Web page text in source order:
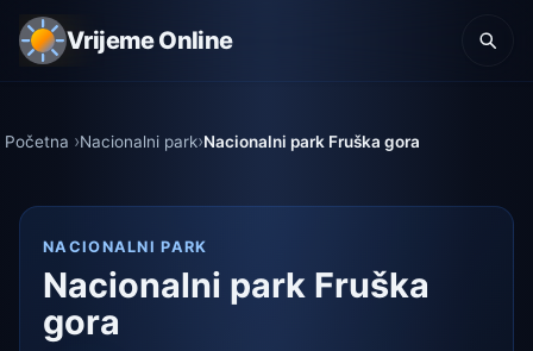
Vrijeme Online
Početna Nacionalni park Nacionalni park Fruška gora
NACIONALNI PARK
Nacionalni park Fruška
gora